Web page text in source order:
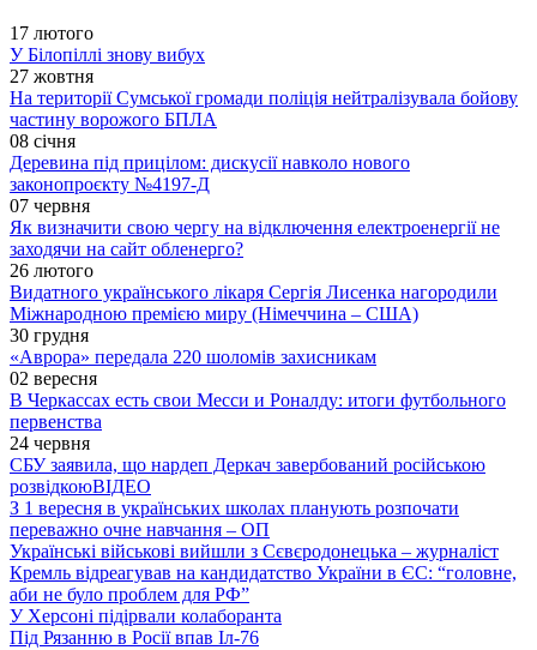
17 лютого
У Білопіллі знову вибух
27 жовтня
На території Сумської громади поліція нейтралізувала бойову
частину ворожого БПЛА
08 січня
Деревина під прицілом: дискусії навколо нового
законопроєкту №4197-Д
07 червня
Як визначити свою чергу на відключення електроенергії не
заходячи на сайт обленерго?
26 лютого
Видатного українського лікаря Сергія Лисенка нагородили
Міжнародною премією миру (Німеччина – США)
30 грудня
«Аврора» передала 220 шоломів захисникам
02 вересня
В Черкассах есть свои Месси и Роналду: итоги футбольного
первенства
24 червня
СБУ заявила, що нардеп Деркач завербований російською
розвідкоюВІДЕО
З 1 вересня в українських школах планують розпочати
переважно очне навчання – ОП
Українські військові вийшли з Сєвєродонецька – журналіст
Кремль відреагував на кандидатство України в ЄС: “головне,
аби не було проблем для РФ”
У Херсоні підірвали колаборанта
Під Рязанню в Росії впав Іл-76